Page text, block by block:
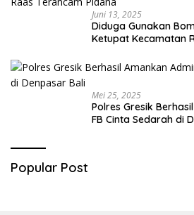
Juni 13, 2025
Diduga Gunakan
Ketupat Kecamatan
Mei 25, 2025
Polres Gresik
FB Cinta Sedarah di
Popular Post